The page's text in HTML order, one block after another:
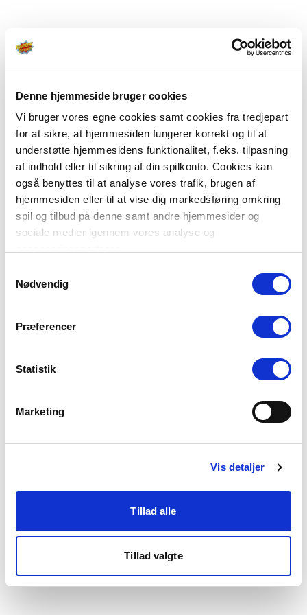
Denne hjemmeside bruger cookies
Vi bruger vores egne cookies samt cookies fra tredjepart
for at sikre, at hjemmesiden fungerer korrekt og til at
understøtte hjemmesidens funktionalitet, f.eks. tilpasning
af indhold eller til sikring af din spilkonto. Cookies kan
også benyttes til at analyse vores trafik, brugen af
hjemmesiden eller til at vise dig markedsføring omkring
spil og tilbud på denne samt andre hjemmesider og
sociale medier igennem vores analyse og
Du kan læse mere om vores brug af cookies under
"Detaljer" eller ved at klikke videre til vores Cookiepolitik,
Nødvendig
Præferencer
Statistik
Marketing
Vis detaljer
Tillad alle
Tillad valgte